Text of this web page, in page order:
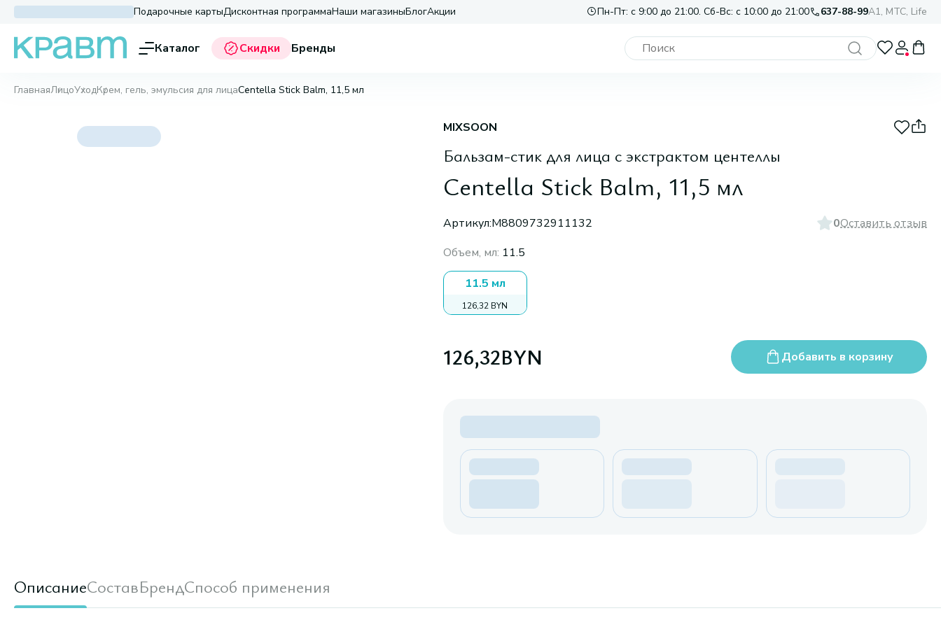
Подарочные картыДисконтная программаНаши магазиныБлогАкции Пн-Пт: с 9:00 до 21:00. Сб-Вс: с 10:00 до 21:00 637-88-99A1, МТС, Life
Каталог Скидки Бренды
ГлавнаяЛицоУходКрем, гель, эмульсия для лицаCentella Stick Balm, 11,5 мл
MIXSOON
Бальзам-стик для лица с экстрактом центеллы
Centella Stick Balm, 11,5 мл
Артикул:M8809732911132 0Оставить отзыв
Объем, мл: 11.5
11.5 мл
126,32 BYN
126,32BYN Добавить в корзину
ОписаниеСоставБрендСпособ применения